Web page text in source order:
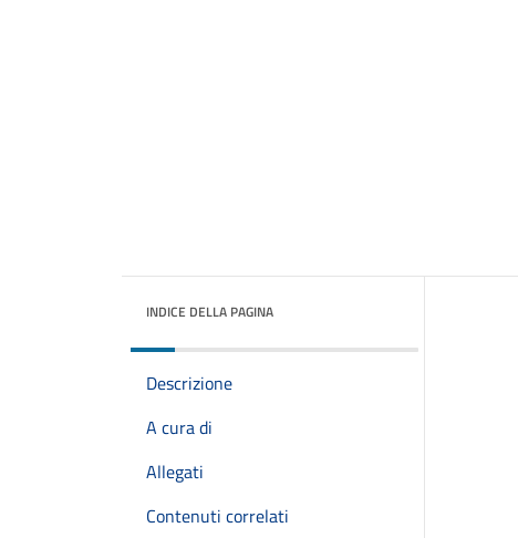
INDICE DELLA PAGINA
Descrizione
A cura di
Allegati
Contenuti correlati